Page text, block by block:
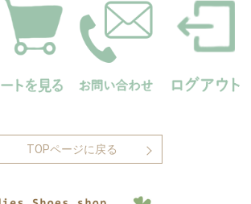
TOPページに戻る